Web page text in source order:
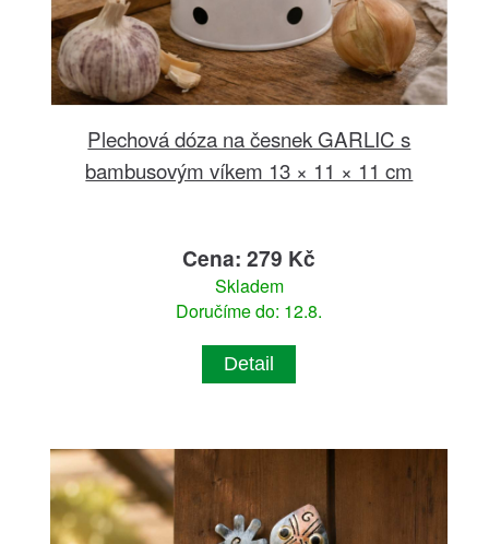
Plechová dóza na česnek GARLIC s
bambusovým víkem 13 × 11 × 11 cm
Cena: 279 Kč
Skladem
Doručíme do: 12.8.
Detail